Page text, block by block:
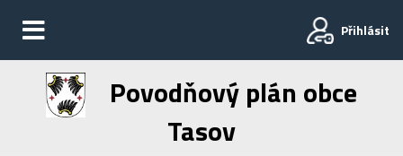
Přihlásit
Povodňový plán obce
Tasov